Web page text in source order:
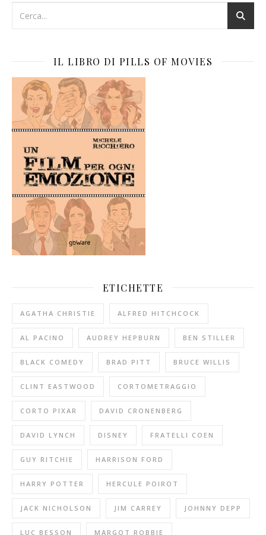
IL LIBRO DI PILLS OF MOVIES
ETICHETTE
AGATHA CHRISTIE ALFRED HITCHCOCK
AL PACINO AUDREY HEPBURN BEN STILLER
BLACK COMEDY BRAD PITT BRUCE WILLIS
CLINT EASTWOOD CORTOMETRAGGIO
CORTO PIXAR DAVID CRONENBERG
DAVID LYNCH DISNEY FRATELLI COEN
GUY RITCHIE HARRISON FORD
HARRY POTTER HERCULE POIROT
JACK NICHOLSON JIM CARREY JOHNNY DEPP
LUC BESSON MARGOT ROBBIE